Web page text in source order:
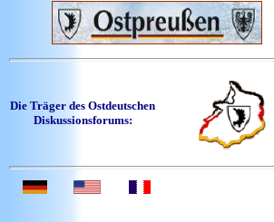
Die Träger des Ostdeutschen
Diskussionsforums: